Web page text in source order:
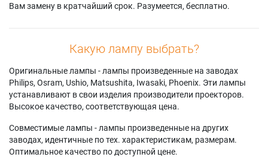
3d Perception SX26
Projectiondesign
PLUS
Вам замену в кратчайший срок. Разумеется, бесплатно.
Какую лампу выбрать?
Оригинальные лампы - лампы произведенные на заводах
Philips, Osram, Ushio, Matsushita, Iwasaki, Phoenix. Эти лампы
устанавливают в свои изделия производители проекторов.
Высокое качество, соответствующая цена.
Совместимые лампы - лампы произведенные на других
заводах, идентичные по тех. характеристикам, размерам.
Оптимальное качество по доступной цене.